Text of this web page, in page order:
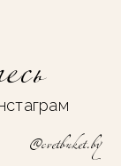
@cvetbuket.by